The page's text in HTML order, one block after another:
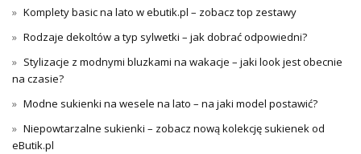
Komplety basic na lato w ebutik.pl – zobacz top zestawy
Rodzaje dekoltów a typ sylwetki – jak dobrać odpowiedni?
Stylizacje z modnymi bluzkami na wakacje – jaki look jest obecnie
na czasie?
Modne sukienki na wesele na lato – na jaki model postawić?
Niepowtarzalne sukienki – zobacz nową kolekcję sukienek od
eButik.pl